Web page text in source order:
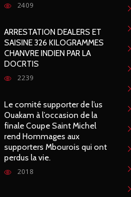
2409
ARRESTATION DEALERS ET
SAISINE 326 KILOGRAMMES
CHANVRE INDIEN PAR LA
DOCRTIS
2239
Le comité supporter de l’us
Ouakam à l’occasion de la
finale Coupe Saint Michel
rend Hommages aux
supporters Mbourois qui ont
perdus la vie.
2018